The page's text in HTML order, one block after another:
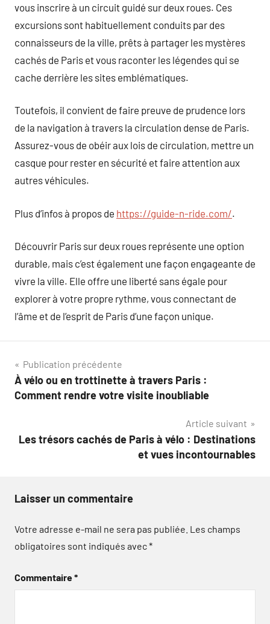
vous inscrire à un circuit guidé sur deux roues. Ces
excursions sont habituellement conduits par des
connaisseurs de la ville, prêts à partager les mystères
cachés de Paris et vous raconter les légendes qui se
cache derrière les sites emblématiques.
Toutefois, il convient de faire preuve de prudence lors
de la navigation à travers la circulation dense de Paris.
Assurez-vous de obéir aux lois de circulation, mettre un
casque pour rester en sécurité et faire attention aux
autres véhicules.
Plus d’infos à propos de https://guide-n-ride.com/.
Découvrir Paris sur deux roues représente une option
durable, mais c’est également une façon engageante de
vivre la ville. Elle offre une liberté sans égale pour
explorer à votre propre rythme, vous connectant de
l’âme et de l’esprit de Paris d’une façon unique.
Navigation
de
Publication précédente
À vélo ou en trottinette à travers Paris :
Comment rendre votre visite inoubliable
Article suivant
Les trésors cachés de Paris à vélo : Destinations
et vues incontournables
Laisser un commentaire
Votre adresse e-mail ne sera pas publiée. Les champs
obligatoires sont indiqués avec*
Commentaire*